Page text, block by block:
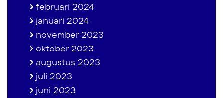
februari 2024
januari 2024
november 2023
oktober 2023
augustus 2023
juli 2023
juni 2023